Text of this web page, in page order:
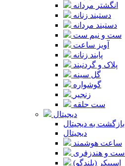
انگشتر مردانه
دستبند زنانه
دستبند مردانه
ست و نیم ست
آویز ساعت
پابند زنانه
پلاک و گردنبند
گل سینه
گوشواره
زنجیر
ست حلقه
دیجیتال
بازگشت به دیجیتال
دیجیتال
ساعت هوشمند
و هندزفری
اسپیکر (بلندگو)